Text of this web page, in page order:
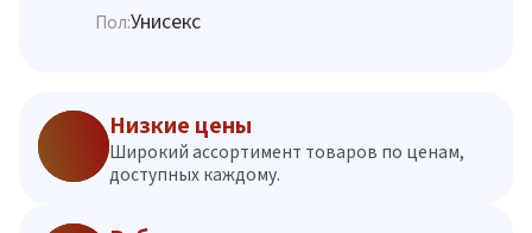
Пол:Унисекс
Низкие цены
Широкий ассортимент товаров по ценам,
доступных каждому.